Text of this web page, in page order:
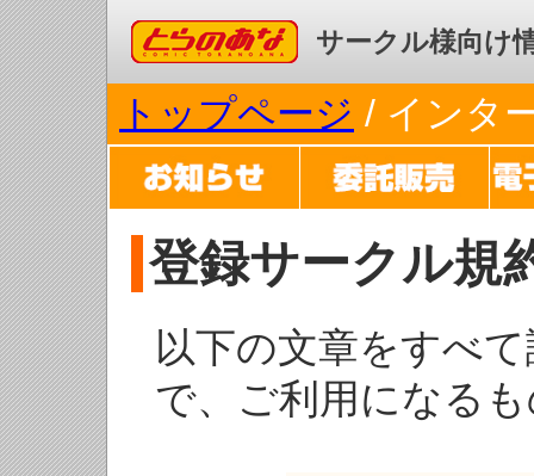
コミックとらのあな サークル様向け
トップページ / インタ
登録サークル規
以下の文章をすべ
で、ご利用になる